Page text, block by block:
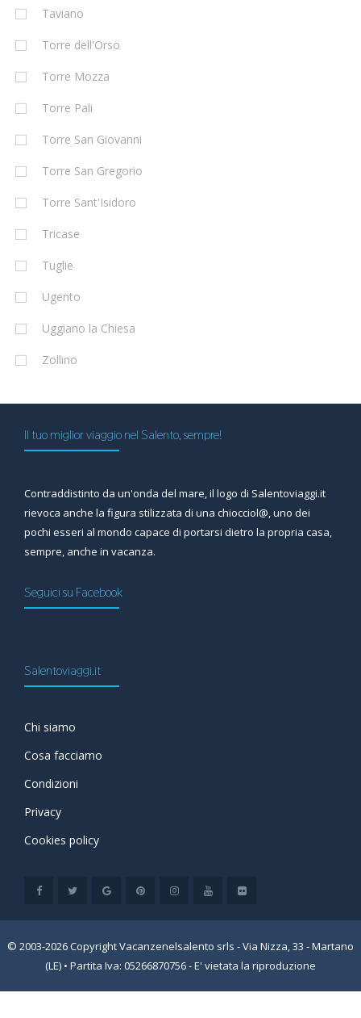
Taviano
Torre dell'Orso
Torre Mozza
Torre Pali
Torre San Giovanni
Torre San Gregorio
Torre Sant'Isidoro
Tricase
Tuglie
Ugento
Uggiano la Chiesa
Zollino
Il tuo miglior viaggio nel Salento, sempre!
Contraddistinto da un'onda del mare, il logo di Salentoviaggi.it
rievoca anche la figura stilizzata di una chiocciol@, uno dei
pochi esseri al mondo capace di portarsi dietro la propria casa,
sempre, anche in vacanza.
Seguici su Facebook
Salentoviaggi.it
Chi siamo
Cosa facciamo
Condizioni
Privacy
Cookies policy
© 2003-2026 Copyright Vacanzenelsalento srls - Via Nizza, 33 - Martano
(LE) • Partita Iva: 05266870756 - E' vietata la riproduzione